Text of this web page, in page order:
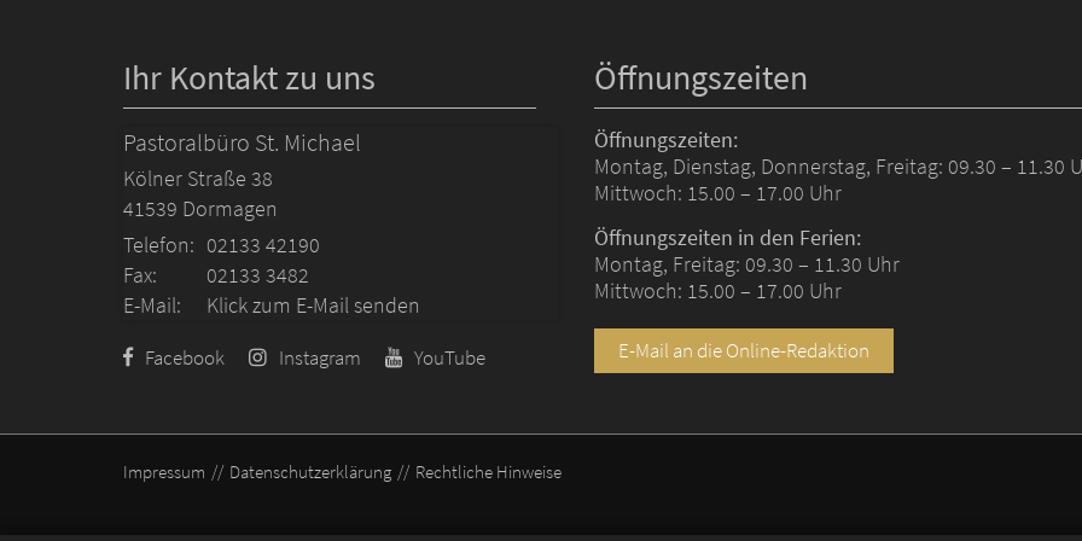
Öffnungszeiten
Öffnungszeiten:
Montag, Dienstag, Donnerstag, Freitag: 09.30 – 11.30
Mittwoch: 15.00 – 17.00 Uhr
Öffnungszeiten in den Ferien:
Montag, Freitag: 09.30 – 11.30 Uhr
Mittwoch: 15.00 – 17.00 Uhr
E-Mail an die Online-Redaktion
Ihr Kontakt zu uns
Pastoralbüro St. Michael
Kölner Straße 38
41539 Dormagen
Telefon: 02133 42190
Fax:
02133 3482
E-Mail:
Klick zum E-Mail senden
Facebook Instagram YouTube
Impressum Datenschutzerklärung Rechtliche Hinweise